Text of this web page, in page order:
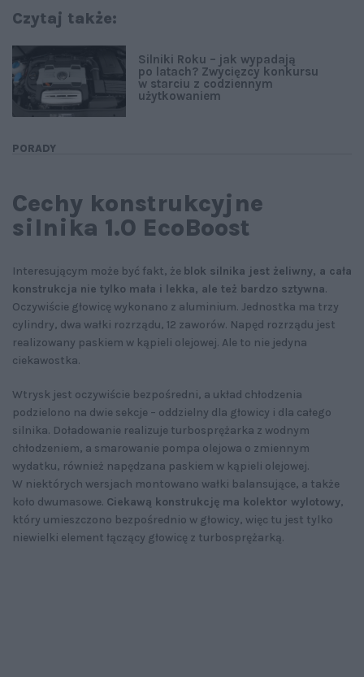
Czytaj także:
PORADY
Silniki Roku – jak wypadają
po latach? Zwycięzcy konkursu
w starciu z codziennym
użytkowaniem
Cechy konstrukcyjne
silnika 1.0 EcoBoost
Interesującym może być fakt, że blok silnika jest żeliwny, a cała
konstrukcja nie tylko mała i lekka, ale też bardzo sztywna.
Oczywiście głowicę wykonano z aluminium. Jednostka ma trzy
cylindry, dwa wałki rozrządu, 12 zaworów. Napęd rozrządu jest
realizowany paskiem w kąpieli olejowej. Ale to nie jedyna
ciekawostka.
Wtrysk jest oczywiście bezpośredni, a układ chłodzenia
podzielono na dwie sekcje – oddzielny dla głowicy i dla całego
silnika. Doładowanie realizuje turbosprężarka z wodnym
chłodzeniem, a smarowanie pompa olejowa o zmiennym
wydatku, również napędzana paskiem w kąpieli olejowej.
W niektórych wersjach montowano wałki balansujące, a także
koło dwumasowe. Ciekawą konstrukcję ma kolektor wylotowy,
który umieszczono bezpośrednio w głowicy, więc tu jest tylko
niewielki element łączący głowicę z turbosprężarką.